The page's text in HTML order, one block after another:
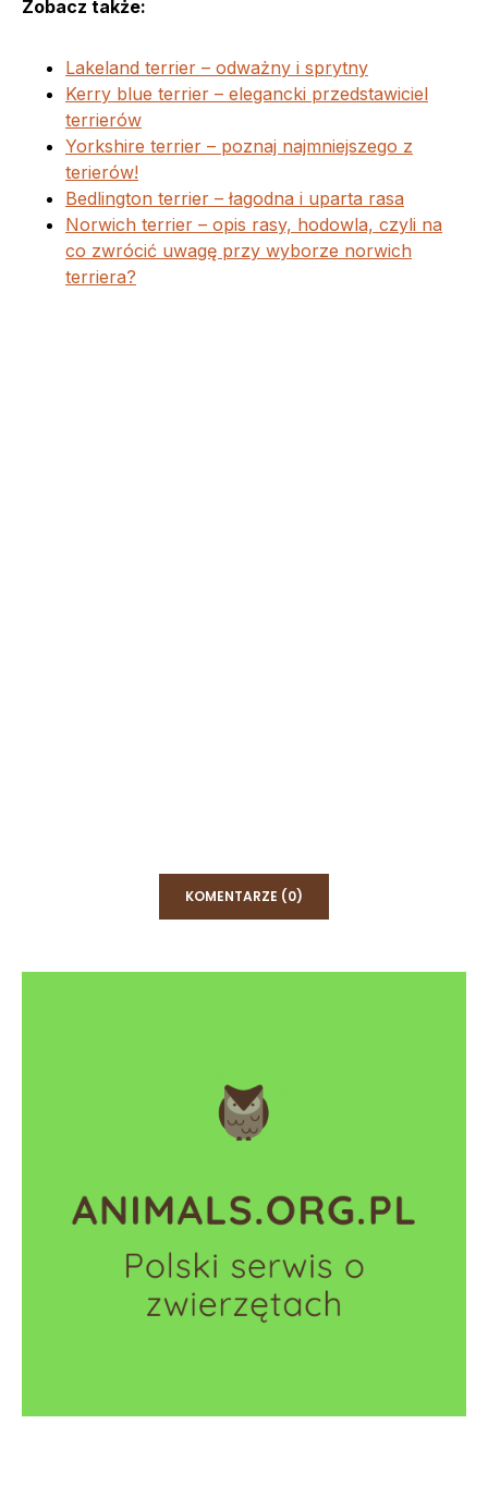
Zobacz także:
Lakeland terrier – odważny i sprytny
Kerry blue terrier – elegancki przedstawiciel
terrierów
Yorkshire terrier – poznaj najmniejszego z
terierów!
Bedlington terrier – łagodna i uparta rasa
Norwich terrier – opis rasy, hodowla, czyli na
co zwrócić uwagę przy wyborze norwich
terriera?
KOMENTARZE (0)